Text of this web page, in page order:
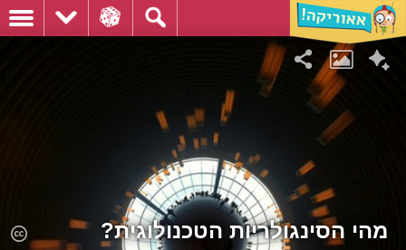
מהי הסינגולריות הטכנולוגית?